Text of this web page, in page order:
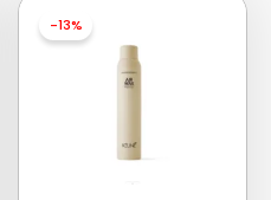
-13%